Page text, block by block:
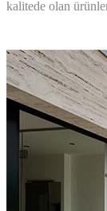
kalitede olan